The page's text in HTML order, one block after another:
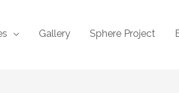
Gallery Sphere Project